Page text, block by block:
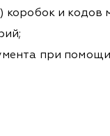
коробок и
при